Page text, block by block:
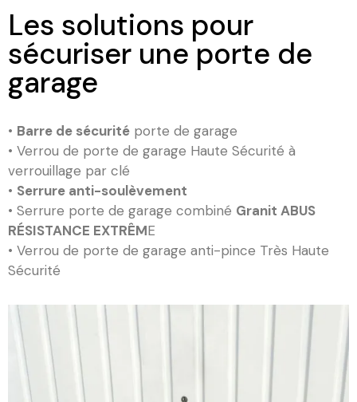
Les solutions pour
sécuriser une porte de
garage
• Barre de sécurité porte de garage
• Verrou de porte de garage Haute Sécurité à
verrouillage par clé
• Serrure anti-soulèvement
• Serrure porte de garage combiné Granit ABUS
RÉSISTANCE EXTRÊME
• Verrou de porte de garage anti-pince Très Haute
Sécurité